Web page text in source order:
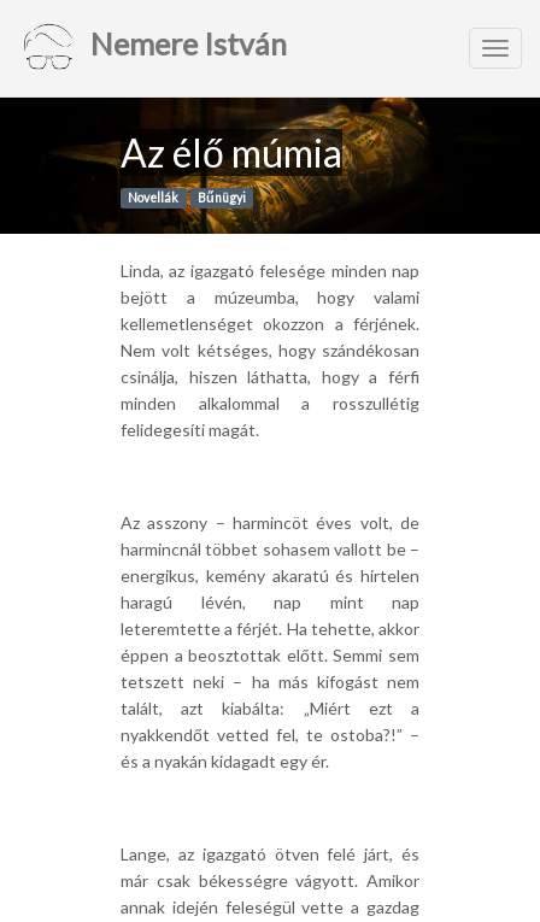
Nemere István
Az élő múmia
Novellák Bűnügyi
Linda, az igazgató felesége minden nap
bejött a múzeumba, hogy valami
kellemetlenséget okozzon a férjének.
Nem volt kétséges, hogy szándékosan
csinálja, hiszen láthatta, hogy a férfi
minden alkalommal a rosszullétig
felidegesíti magát.
Az asszony – harmincöt éves volt, de
harmincnál többet sohasem vallott be –
energikus, kemény akaratú és hirtelen
haragú lévén, nap mint nap
leteremtette a férjét. Ha tehette, akkor
éppen a beosztottak előtt. Semmi sem
tetszett neki – ha más kifogást nem
talált, azt kiabálta: „Miért ezt a
nyakkendőt vetted fel, te ostoba?!” –
és a nyakán kidagadt egy ér.
Lange, az igazgató ötven felé járt, és
már csak békességre vágyott. Amikor
annak idején feleségül vette a gazdag